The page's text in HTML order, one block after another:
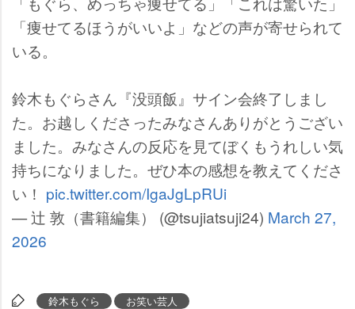
「痩せてるほうがいいよ」などの声が寄せられて
いる。
鈴木もぐらさん『没頭飯』サイン会終了しまし
た。お越しくださったみなさんありがとうござい
ました。みなさんの反応を見てぼくもうれしい気
持ちになりました。ぜひ本の感想を教えてくださ
い！ pic.twitter.com/IgaJgLpRUi
— 辻 敦（書籍編集） (@tsujiatsuji24) March 27,
2026
鈴木もぐら お笑い芸人